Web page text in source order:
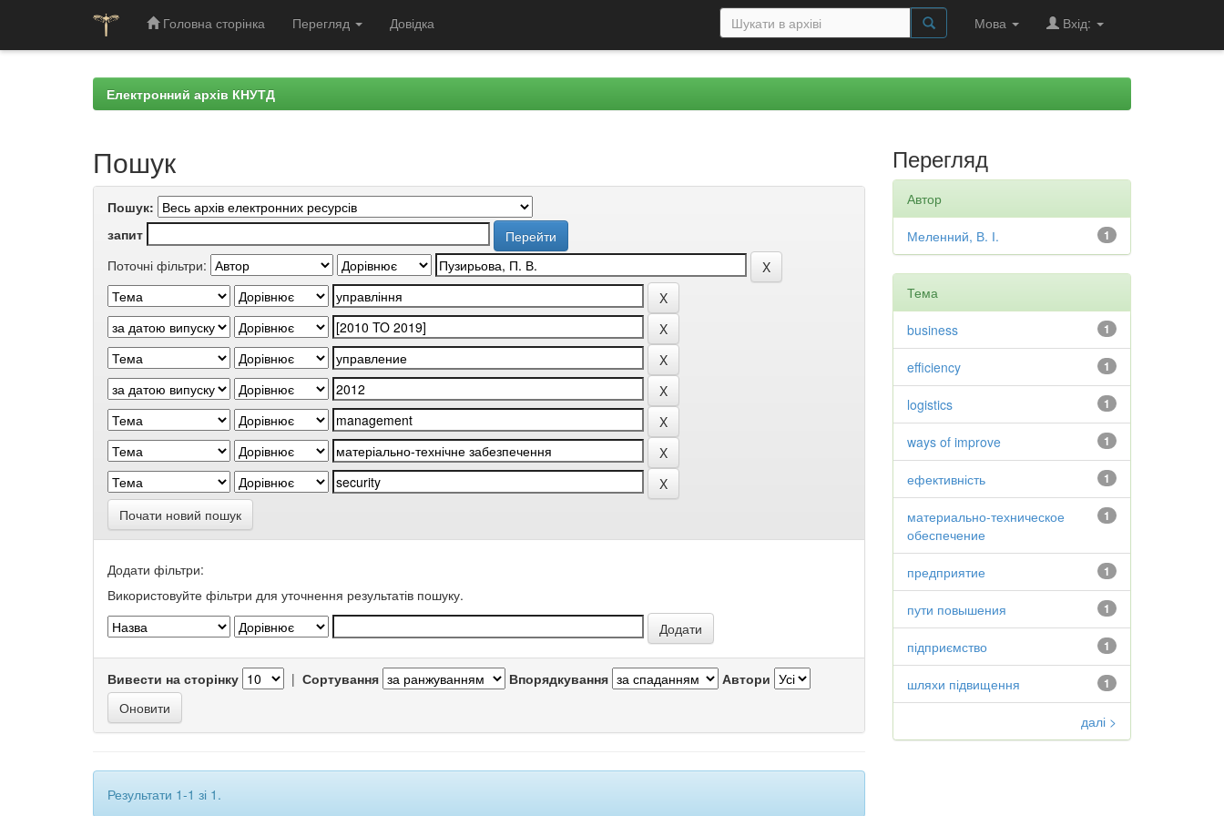
Головна сторінка Перегляд Довідка Мова Вхід:
Електронний архів КНУТД
Пошук
Пошук:
запит
Поточні фільтри:
Почати новий пошук
Додати фільтри:
Використовуйте фільтри для уточнення результатів пошуку.
Вивести на сторінку | Сортування Впорядкування Автори
Результати 1-1 зі 1.
Перегляд
Автор
1
Меленний, В. І.
Тема
1
business
1
efficiency
1
logistics
1
ways of improve
1
ефективність
1
материально-техническое
обеспечение
1
предприятие
1
пути повышения
1
підприємство
1
шляхи підвищення
далі >